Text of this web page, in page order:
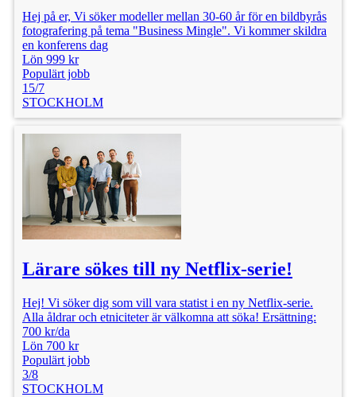
Hej på er, Vi söker modeller mellan 30-60 år för en bildbyrås
fotografering på tema "Business Mingle". Vi kommer skildra
en konferens dag
Lön 999 kr
Populärt jobb
15/7
STOCKHOLM
Lärare sökes till ny Netflix-serie!
Hej! Vi söker dig som vill vara statist i en ny Netflix-serie.
Alla åldrar och etniciteter är välkomna att söka! Ersättning:
700 kr/da
Lön 700 kr
Populärt jobb
3/8
STOCKHOLM